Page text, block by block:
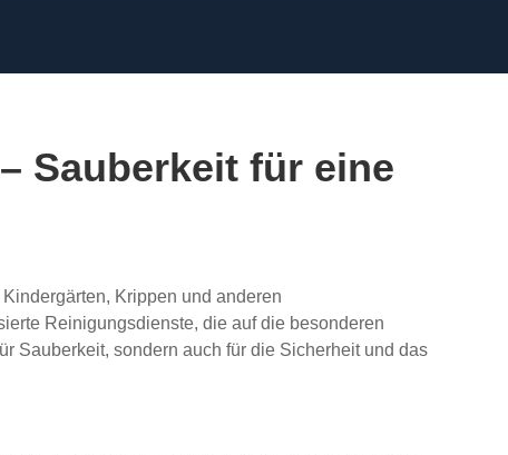
Sauberkeit für eine
Krippen und anderen
Reinigungsdienste, die auf die besonderen
Sauberkeit, sondern auch für die Sicherheit und das